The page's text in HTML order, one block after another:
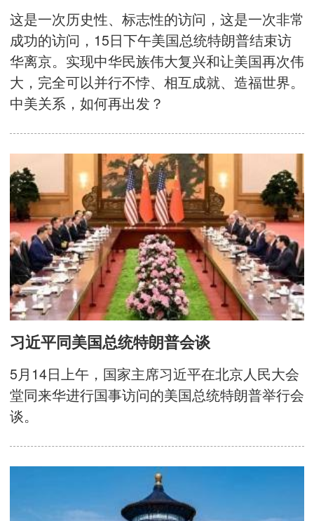
这是一次历史性、标志性的访问，这是一次非常
成功的访问，15日下午美国总统特朗普结束访
华离京。实现中华民族伟大复兴和让美国再次伟
大，完全可以并行不悖、相互成就、造福世界。
中美关系，如何再出发？
习近平同美国总统特朗普会谈
5月14日上午，国家主席习近平在北京人民大会
堂同来华进行国事访问的美国总统特朗普举行会
谈。